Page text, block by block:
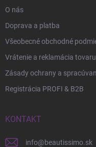
O nás
Doprava a platba
Všeobecné obchodné
Vrátenie a reklamácia tovaru
Zásady ochrany a
Registrácia PROFI & B2B
KONTAKT
info@beautissimo.sk